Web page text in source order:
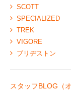
SCOTT
SPECIALIZED
TREK
VIGORE
ブリヂストン
スタッフBLOG（